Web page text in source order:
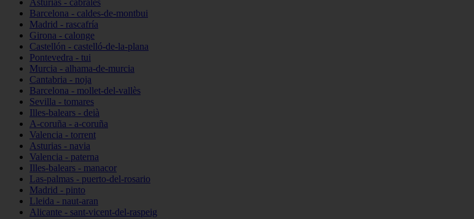
Asturias - cabrales
Barcelona - caldes-de-montbui
Madrid - rascafría
Girona - calonge
Castellón - castelló-de-la-plana
Pontevedra - tui
Murcia - alhama-de-murcia
Cantabria - noja
Barcelona - mollet-del-vallès
Sevilla - tomares
Illes-balears - deià
A-coruña - a-coruña
Valencia - torrent
Asturias - navia
Valencia - paterna
Illes-balears - manacor
Las-palmas - puerto-del-rosario
Madrid - pinto
Lleida - naut-aran
Alicante - sant-vicent-del-raspeig